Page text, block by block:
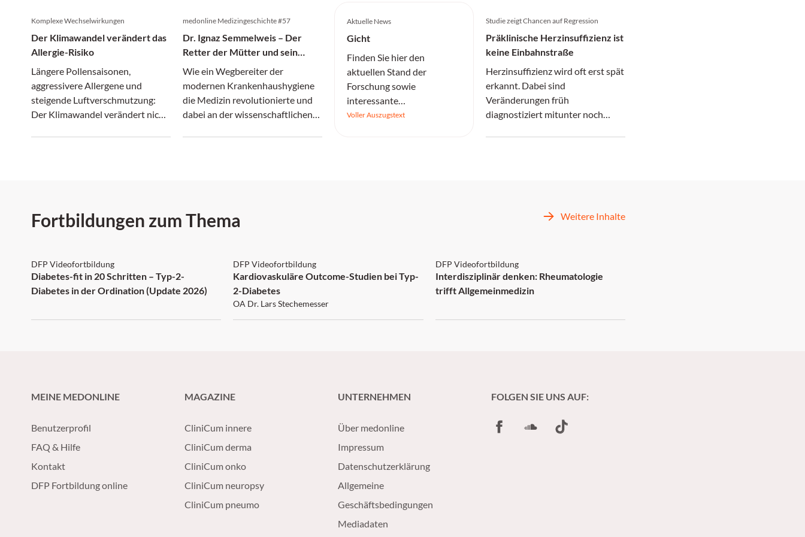
Komplexe Wechselwirkungen
Der Klimawandel verändert das
Allergie-Risiko
Längere Pollensaisonen,
aggressivere Allergene und
steigende Luftverschmutzung:
Der Klimawandel verändert nicht
medonline Medizingeschichte #57
Dr. Ignaz Semmelweis – Der
Retter der Mütter und sein
gewaltsamer Tod in der
Irrenanstalt
Wie ein Wegbereiter der
modernen Krankenhaushygiene
die Medizin revolutionierte und
dabei an der wissenschaftlichen
Aktuelle News
Gicht
Finden Sie hier den
aktuellen Stand der
Forschung sowie
interessante
Informationen.
Voller Auszugstext
Studie zeigt Chancen auf Regression
Präklinische Herzinsuffizienz ist
keine Einbahnstraße
Herzinsuffizienz wird oft erst spät
erkannt. Dabei sind
Veränderungen früh
diagnostiziert mitunter noch
Fortbildungen zum Thema Weitere Inhalte
DFP: 5 Punkte
DFP Videofortbildung
Diabetes-fit in 20 Schritten – Typ-2-
Diabetes in der Ordination (Update 2026)
DFP Videofortbildung
Kardiovaskuläre Outcome-Studien bei Typ-
2-Diabetes
OA Dr. Lars Stechemesser
DFP Videofortbildung
Interdisziplinär denken: Rheumatologie
trifft Allgemeinmedizin
MEINE MEDONLINE
Benutzerprofil
FAQ & Hilfe
Kontakt
DFP Fortbildung online
MAGAZINE
CliniCum innere
CliniCum derma
CliniCum onko
CliniCum neuropsy
CliniCum pneumo
UNTERNEHMEN
Über medonline
Impressum
Datenschutzerklärung
Allgemeine
Geschäftsbedingungen
Mediadaten
FOLGEN SIE UNS AUF:
FacebookSoundCloud
TikTok